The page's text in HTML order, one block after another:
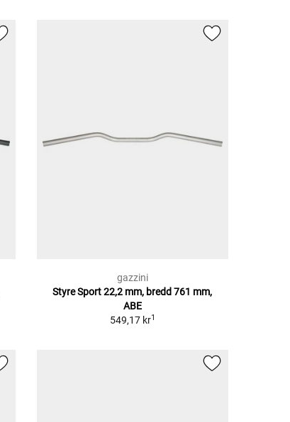
gazzini
Styre Sport 22,2 mm, bredd 761 mm,
ABE
549,17 kr1